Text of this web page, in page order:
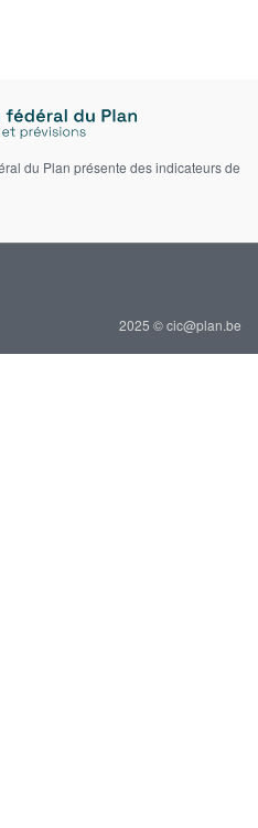
du Plan présente des indicateurs de
2025 © cic@plan.be